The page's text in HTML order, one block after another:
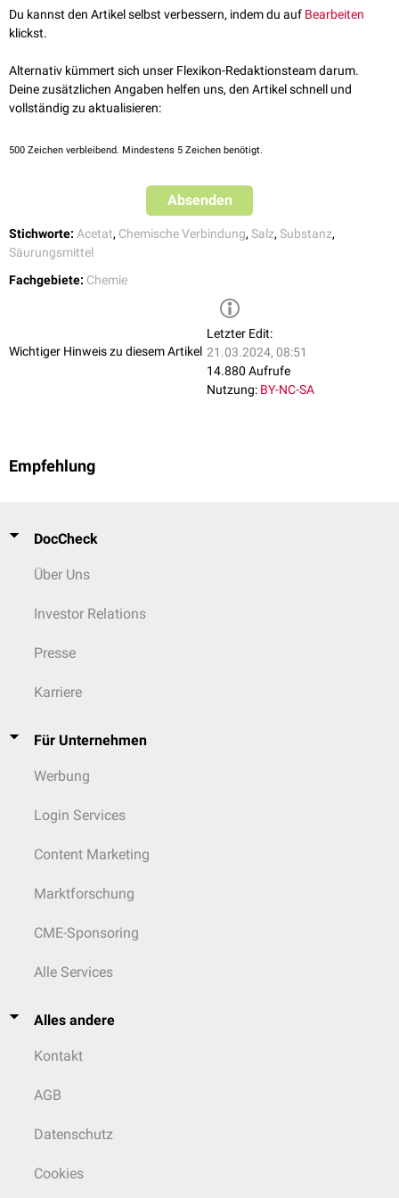
häufig als Bestandteil vonpH-Puffern
Du kannst den Artikel selbst verbessern, indem du auf Bearbeiten
klickst.
Alternativ kümmert sich unser Flexikon-Redaktionsteam darum.
Deine zusätzlichen Angaben helfen uns, den Artikel schnell und
vollständig zu aktualisieren:
500 Zeichen verbleibend. Mindestens 5 Zeichen benötigt.
Absenden
Stichworte: Acetat, Chemische Verbindung, Salz, Substanz,
Säurungsmittel
Fachgebiete: Chemie
Wichtiger Hinweis zu diesem Artikel
Letzter Edit:
21.03.2024, 08:51
14.880 Aufrufe
Nutzung: BY-NC-SA
Empfehlung
DocCheck
Über Uns
Investor Relations
Presse
Karriere
Für Unternehmen
Werbung
Login Services
Content Marketing
Marktforschung
CME-Sponsoring
Alle Services
Alles andere
Kontakt
AGB
Datenschutz
Cookies